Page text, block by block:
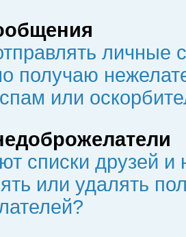
личные
получаю
или
списки друзей
или удалять